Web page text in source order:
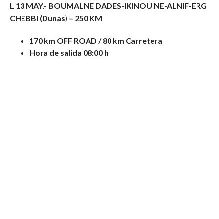
L 13 MAY.- BOUMALNE DADES-IKINOUINE-ALNIF-ERG
CHEBBI (Dunas) – 250 KM
170 km OFF ROAD / 80 km Carretera
Hora de salida 08:00 h